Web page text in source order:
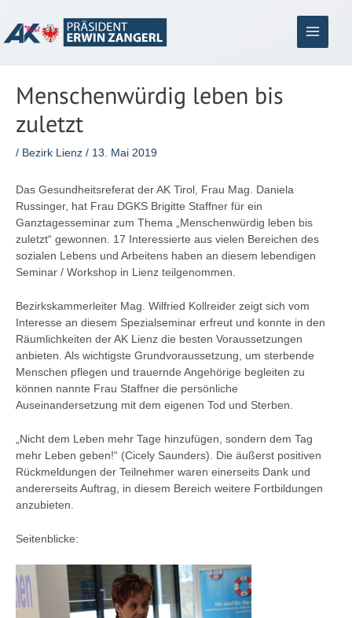
Inhalt
springen
Main
Menschenwürdig leben bis
zuletzt
/ Bezirk Lienz / 13. Mai 2019
Das Gesundheitsreferat der AK Tirol, Frau Mag. Daniela
Russinger, hat Frau DGKS Brigitte Staffner für ein
Ganztagesseminar zum Thema „Menschenwürdig leben bis
zuletzt“ gewonnen. 17 Interessierte aus vielen Bereichen des
sozialen Lebens und Arbeitens haben an diesem lebendigen
Seminar / Workshop in Lienz teilgenommen.
Bezirkskammerleiter Mag. Wilfried Kollreider zeigt sich vom
Interesse an diesem Spezialseminar erfreut und konnte in den
Räumlichkeiten der AK Lienz die besten Voraussetzungen
anbieten. Als wichtigste Grundvoraussetzung, um sterbende
Menschen pflegen und trauernde Angehörige begleiten zu
können nannte Frau Staffner die persönliche
Auseinandersetzung mit dem eigenen Tod und Sterben.
„Nicht dem Leben mehr Tage hinzufügen, sondern dem Tag
mehr Leben geben!“ (Cicely Saunders). Die äußerst positiven
Rückmeldungen der Teilnehmer waren einerseits Dank und
andererseits Auftrag, in diesem Bereich weitere Fortbildungen
anzubieten.
Seitenblicke: